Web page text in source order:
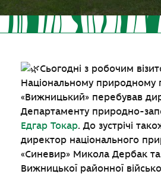
Сьогодні з робочим
Національному природному
«Вижницький» перебував
Департаменту природно-
Едгар Токар. До зустрічі
директор національного
«Синевир» Микола Дербак
Вижницької районної